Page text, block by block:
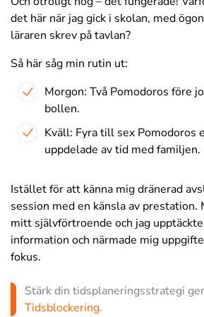
det här när jag gick i skolan, med
läraren skrev på tavlan?
Så här såg min rutin ut:
Morgon: Två Pomodoros före
bollen.
Kväll: Fyra till sex Pomodoros
uppdelade av tid med familjen.
Istället för att känna mig dränerad
session med en känsla av prestation.
mitt självförtroende och jag
information och närmade mig
fokus.
Stärk din tidsplaneringsstrategi
Tidsblockering.